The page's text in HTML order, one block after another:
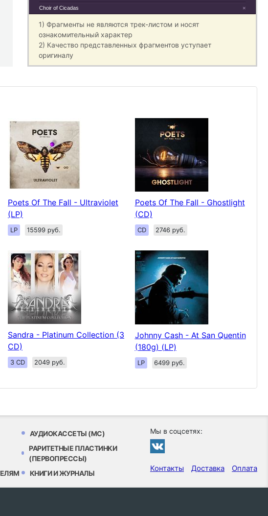
×
Choir of Cicadas
1) Фрагменты не являются трек-листом и носят
ознакомительный характер
2) Качество представленных фрагментов уступает
оригиналу
Poets Of The Fall - Ultraviolet
(LP)
LP 15599 руб.
Poets Of The Fall - Ghostlight
(CD)
CD 2746 руб.
Sandra - Platinum Collection (3
CD)
3 CD 2049 руб.
Johnny Cash - At San Quentin
(180g) (LP)
LP 6499 руб.
АУДИОКАССЕТЫ (MC)
РАРИТЕТНЫЕ ПЛАСТИНКИ
(ПЕРВОПРЕССЫ)
КНИГИ И ЖУРНАЛЫ
Мы в соцсетях:
Контакты Доставка Оплата